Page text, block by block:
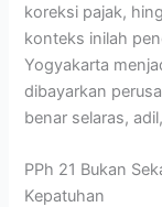
koreksi pajak,
konteks inilah
Yogyakarta
dibayarkan
benar selaras,
PPh 21 Bukan
Kepatuhan